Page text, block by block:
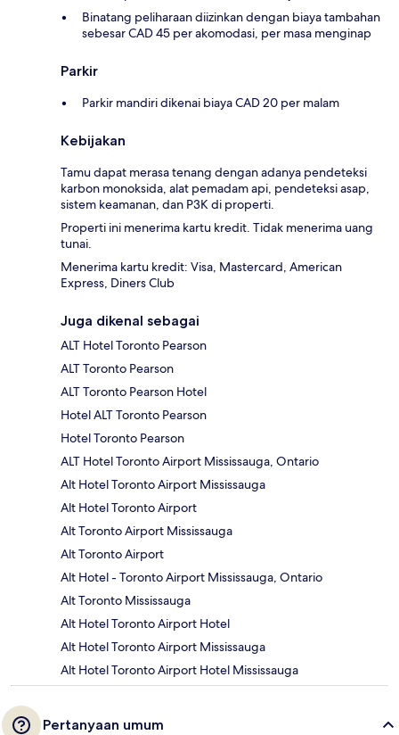
Binatang peliharaan diizinkan dengan biaya tambahan
sebesar CAD 45 per akomodasi, per masa menginap
Parkir
Parkir mandiri dikenai biaya CAD 20 per malam
Kebijakan
Tamu dapat merasa tenang dengan adanya pendeteksi
karbon monoksida, alat pemadam api, pendeteksi asap,
sistem keamanan, dan P3K di properti.
Properti ini menerima kartu kredit. Tidak menerima uang
tunai.
Menerima kartu kredit: Visa, Mastercard, American
Express, Diners Club
Juga dikenal sebagai
ALT Hotel Toronto Pearson
ALT Toronto Pearson
ALT Toronto Pearson Hotel
Hotel ALT Toronto Pearson
Hotel Toronto Pearson
ALT Hotel Toronto Airport Mississauga, Ontario
Alt Hotel Toronto Airport Mississauga
Alt Hotel Toronto Airport
Alt Toronto Airport Mississauga
Alt Toronto Airport
Alt Hotel - Toronto Airport Mississauga, Ontario
Alt Toronto Mississauga
Alt Hotel Toronto Airport Hotel
Alt Hotel Toronto Airport Mississauga
Alt Hotel Toronto Airport Hotel Mississauga
Pertanyaan umum